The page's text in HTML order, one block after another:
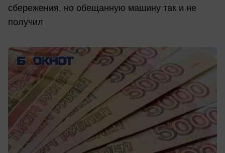
сбережения, но обещанную машину так и не
получил